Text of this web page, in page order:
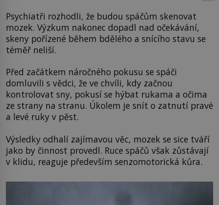
Psychiatři rozhodli, že budou spáčům skenovat
mozek. Výzkum nakonec dopadl nad očekávání,
skeny pořízené během bdělého a snícího stavu se
téměř neliší.
Před začátkem náročného pokusu se spáči
domluvili s vědci, že ve chvíli, kdy začnou
kontrolovat sny, pokusí se hýbat rukama a očima
ze strany na stranu. Úkolem je snít o zatnutí pravé
a levé ruky v pěst.
Výsledky odhalí zajímavou věc, mozek se sice tváří
jako by činnost provedl. Ruce spáčů však zůstávají
v klidu, reaguje především senzomotorická kůra.